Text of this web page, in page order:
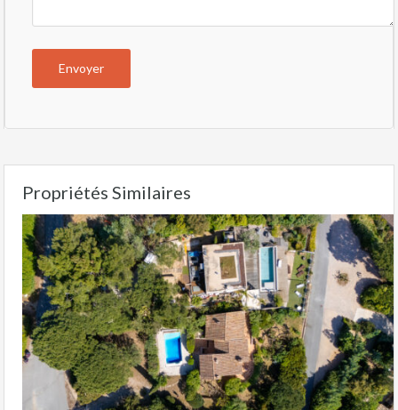
Propriétés Similaires